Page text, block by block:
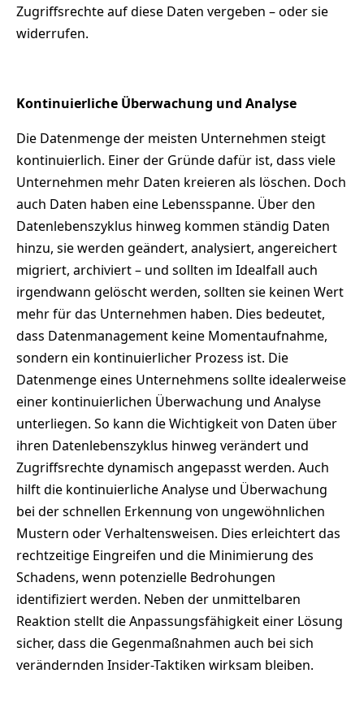
Zugriffsrechte auf diese Daten vergeben – oder sie
widerrufen.
Kontinuierliche Überwachung und Analyse
Die Datenmenge der meisten Unternehmen steigt
kontinuierlich. Einer der Gründe dafür ist, dass viele
Unternehmen mehr Daten kreieren als löschen. Doch
auch Daten haben eine Lebensspanne. Über den
Datenlebenszyklus hinweg kommen ständig Daten
hinzu, sie werden geändert, analysiert, angereichert
migriert, archiviert – und sollten im Idealfall auch
irgendwann gelöscht werden, sollten sie keinen Wert
mehr für das Unternehmen haben. Dies bedeutet,
dass Datenmanagement keine Momentaufnahme,
sondern ein kontinuierlicher Prozess ist. Die
Datenmenge eines Unternehmens sollte idealerweise
einer kontinuierlichen Überwachung und Analyse
unterliegen. So kann die Wichtigkeit von Daten über
ihren Datenlebenszyklus hinweg verändert und
Zugriffsrechte dynamisch angepasst werden. Auch
hilft die kontinuierliche Analyse und Überwachung
bei der schnellen Erkennung von ungewöhnlichen
Mustern oder Verhaltensweisen. Dies erleichtert das
rechtzeitige Eingreifen und die Minimierung des
Schadens, wenn potenzielle Bedrohungen
identifiziert werden. Neben der unmittelbaren
Reaktion stellt die Anpassungsfähigkeit einer Lösung
sicher, dass die Gegenmaßnahmen auch bei sich
verändernden Insider-Taktiken wirksam bleiben.